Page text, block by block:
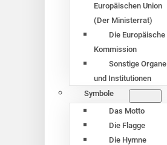
Europäischen Union
(Der Ministerrat)
Die Europäische
Kommission
Sonstige Organe
und Institutionen
Symbole
Das Motto
Die Flagge
Die Hymne